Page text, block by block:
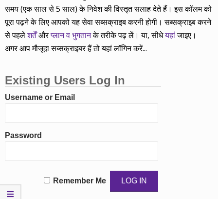
समय (एक साल से 5 साल) के निवेश की विस्तृत सलाह देते हैं। इस कॉलम को
पूरा पढ़ने के लिए आपको यह सेवा सब्सक्राइब करनी होगी। सब्सक्राइब करने
से पहलेशर्तेंऔरप्लान व भुगतानके तरीके पढ़ लें। या, सीधेयहांजाइए।
अगर आप मौजूदा सब्सक्राइबर हैं तो यहां लॉगिन करें...
Existing Users Log In
Username or Email
Password
Remember Me